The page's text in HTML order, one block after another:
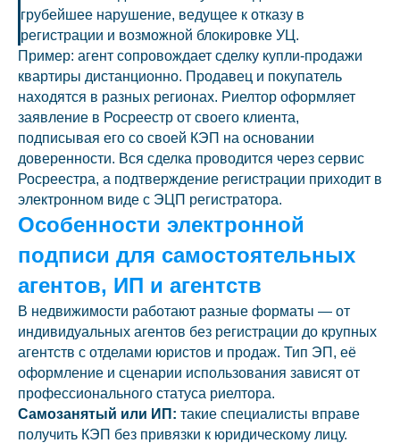
грубейшее нарушение, ведущее к отказу в
регистрации и возможной блокировке УЦ.
Пример: агент сопровождает сделку купли-продажи
квартиры дистанционно. Продавец и покупатель
находятся в разных регионах. Риелтор оформляет
заявление в Росреестр от своего клиента,
подписывая его со своей КЭП на основании
доверенности. Вся сделка проводится через сервис
Росреестра, а подтверждение регистрации приходит в
электронном виде с ЭЦП регистратора.
Особенности электронной
подписи для самостоятельных
агентов, ИП и агентств
В недвижимости работают разные форматы — от
индивидуальных агентов без регистрации до крупных
агентств с отделами юристов и продаж. Тип ЭП, её
оформление и сценарии использования зависят от
профессионального статуса риелтора.
Самозанятый или ИП: такие специалисты вправе
получить КЭП без привязки к юридическому лицу.